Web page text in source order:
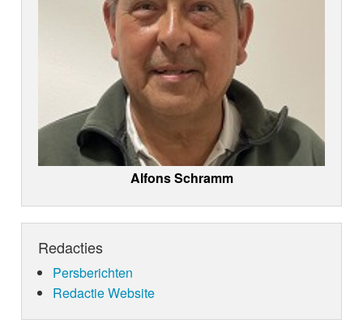
Alfons Schramm
Redacties
Persberichten
Redactie Website